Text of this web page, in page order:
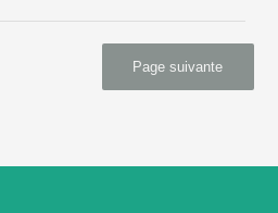
Page suivante